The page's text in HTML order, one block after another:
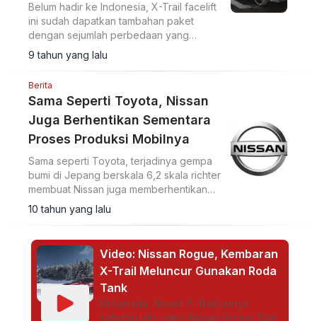
Belum hadir ke Indonesia, X-Trail facelift
ini sudah dapatkan tambahan paket
dengan sejumlah perbedaan yang
membuatnya terlihat lebih maskulin.
9 tahun yang lalu
Berita
Sama Seperti Toyota, Nissan
Juga Berhentikan Sementara
Proses Produksi Mobilnya
Sama seperti Toyota, terjadinya gempa
bumi di Jepang berskala 6,2 skala richter
membuat Nissan juga memberhentikan
proses produksinya
10 tahun yang lalu
Video: Nissan Rogue, Kembaran
X-Trail Meluncur Gunakan Roda
Tank
Di Kanada, Nissan X-Trail punya
sebutan lain, yakni Nissan Rogue. Dan